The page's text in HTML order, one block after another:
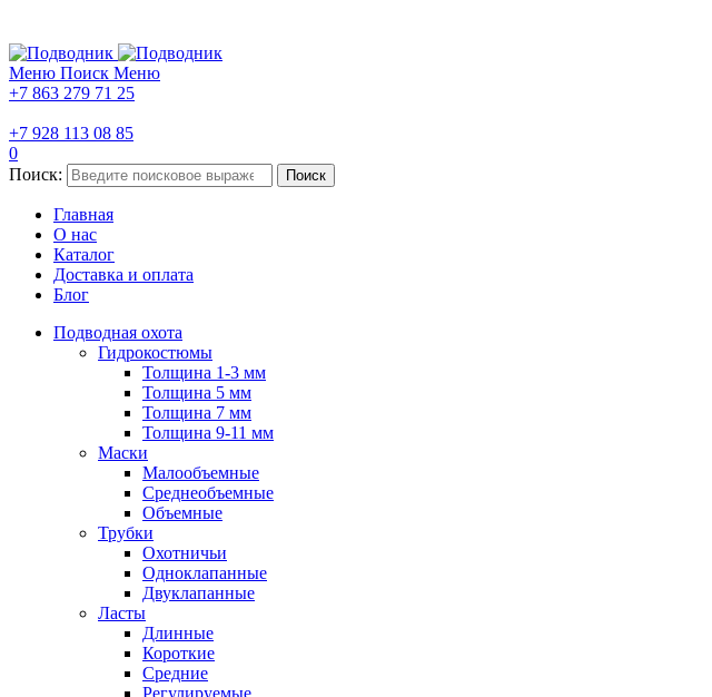
Меню Поиск Меню
+7 863 279 71 25
+7 928 113 08 85
0
Поиск:
Поиск
Главная
О нас
Каталог
Доставка и оплата
Блог
Подводная охота
Гидрокостюмы
Толщина 1-3 мм
Толщина 5 мм
Толщина 7 мм
Толщина 9-11 мм
Маски
Малообъемные
Среднеобъемные
Объемные
Трубки
Охотничьи
Одноклапанные
Двуклапанные
Ласты
Длинные
Короткие
Средние
Регулируемые